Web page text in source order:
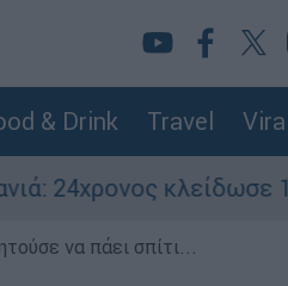
& Drink Travel
κλείδωσε 17χρονη στο
να πάει σπίτι...